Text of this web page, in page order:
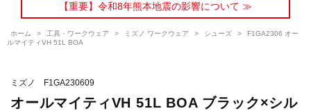
【重要】令和8年熊本地震の影響について ≫
ホーム > 工具・ワークウェア > ミズノ ワークウェア > シューズ >
F1GA2306 オー
ルマイティVH 51L BOA
ミズノ F1GA230609
オールマイティVH 51L BOA ブラック×シル